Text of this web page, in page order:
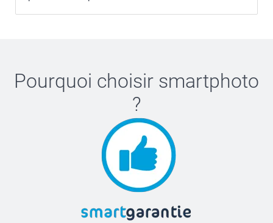
Pourquoi choisir smartphoto
?